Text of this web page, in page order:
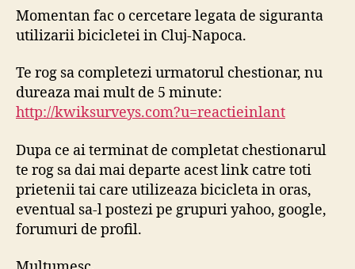
Siguranta
utilizarii
bicicletei
Cluj-
Momentan fac o cercetare legata de siguranta
utilizarii bicicletei in Cluj-Napoca.
Te rog sa completezi urmatorul chestionar, nu
dureaza mai mult de 5 minute:
http://kwiksurveys.com?u=reactieinlant
Dupa ce ai terminat de completat chestionarul
te rog sa dai mai departe acest link catre toti
prietenii tai care utilizeaza bicicleta in oras,
eventual sa-l postezi pe grupuri yahoo, google,
forumuri de profil.